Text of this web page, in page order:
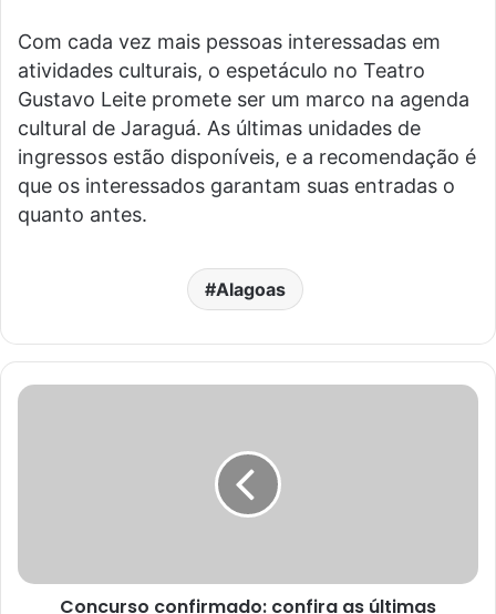
Com cada vez mais pessoas interessadas em
atividades culturais, o espetáculo no Teatro
Gustavo Leite promete ser um marco na agenda
cultural de Jaraguá. As últimas unidades de
ingressos estão disponíveis, e a recomendação é
que os interessados garantam suas entradas o
quanto antes.
Alagoas
Concurso confirmado: confira as últimas